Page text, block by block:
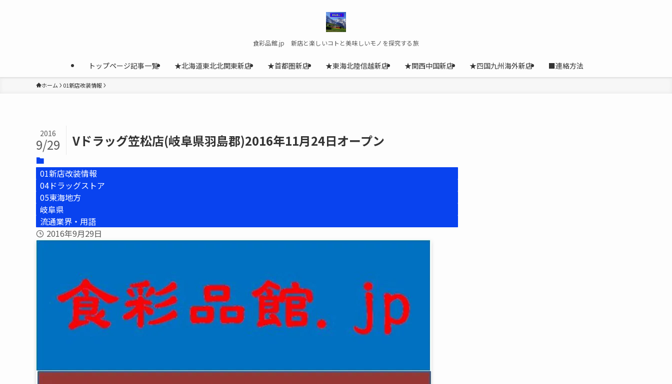
食彩品館.jp 新店と楽しいコトと美味しいモノを探究する旅
トップページ記事一覧 ★北海道東北北関東新店 ★首都圏新店 ★東海北陸信越新店 ★関西中国新店 ★四国九州海外新店 ■連絡方法
ホーム 01新店改装情報
Vドラッグ笠松店(岐阜県羽島郡)2016年11月24日オープン
2016
9/29
01新店改装情報
04ドラッグストア
05東海地方
岐阜県
流通業界・用語
2016年9月29日